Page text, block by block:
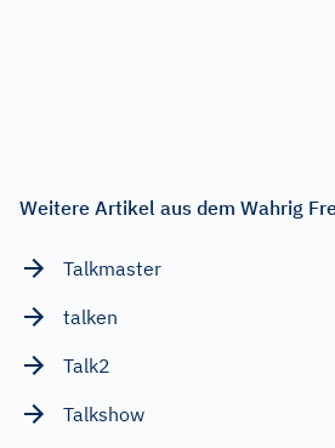
Weitere Artikel aus dem Wahrig
Talkmaster
talken
Talk2
Talkshow